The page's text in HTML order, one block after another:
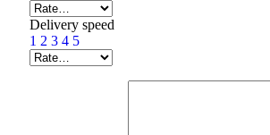
Delivery speed
1 2 3 4 5